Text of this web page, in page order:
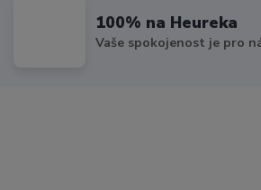
100% na Heureka
Vaše spokojenost je pro